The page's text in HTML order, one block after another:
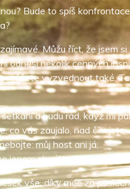
Bude to spíš
Můžu říct, že jsem si
odnesl několik cenných
můžete vyzvednout také.
a budu rád, když mi
co vás zaujalo, nad čím jste
můj host ani já,
jenom chválit.
vše, díky moc za